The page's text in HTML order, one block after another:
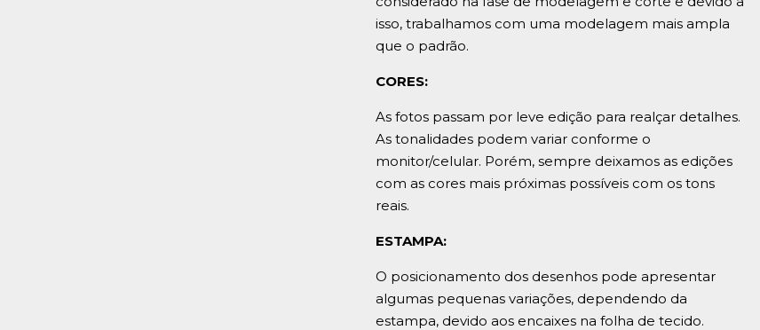
isso, trabalhamos com uma modelagem mais ampla
que o padrão.
CORES:
As fotos passam por leve edição para realçar detalhes.
As tonalidades podem variar conforme o
monitor/celular. Porém, sempre deixamos as edições
com as cores mais próximas possíveis com os tons
reais.
ESTAMPA:
O posicionamento dos desenhos pode apresentar
algumas pequenas variações, dependendo da
estampa, devido aos encaixes na folha de tecido.